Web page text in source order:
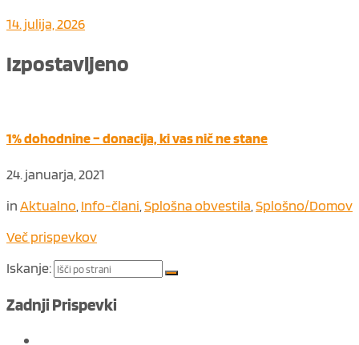
14. julija, 2026
Izpostavljeno
1% dohodnine – donacija, ki vas nič ne stane
24. januarja, 2021
inAktualno Info-člani Splošna obvestila Splošno/Domov
Več prispevkov
Iskanje:
Zadnji Prispevki